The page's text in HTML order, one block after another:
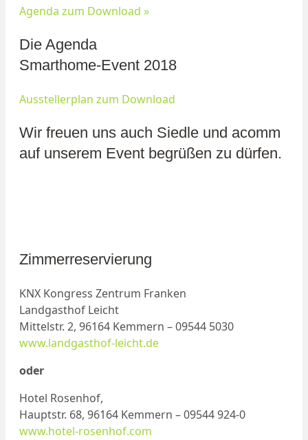
Agenda zum Download »
Die Agenda
Smarthome-Event 2018
Ausstellerplan zum Download
Wir freuen uns auch Siedle und acomm
auf unserem Event begrüßen zu dürfen.
Zimmerreservierung
KNX Kongress Zentrum Franken
Landgasthof Leicht
Mittelstr. 2, 96164 Kemmern – 09544 5030‎
www.landgasthof-leicht.de
oder
Hotel Rosenhof,
Hauptstr. 68, 96164 Kemmern – 09544 924-0‎
www.hotel-rosenhof.com